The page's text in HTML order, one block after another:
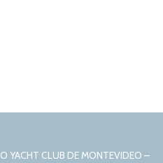
YACHT CLUB DE MONTEVIDEO –